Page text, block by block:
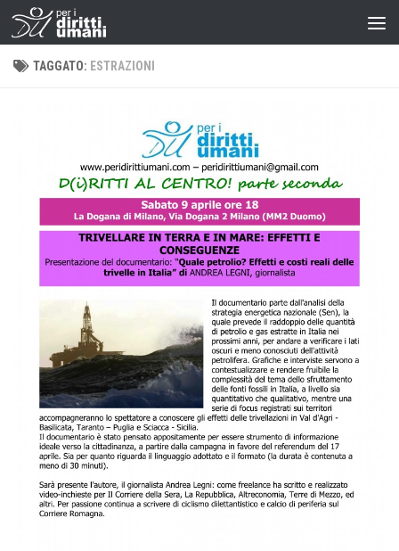
TAGGATO: ESTRAZIONI